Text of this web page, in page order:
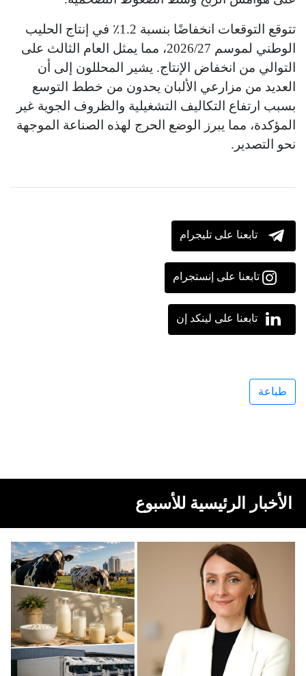
تتوقع التوقعات انخفاضًا بنسبة 1.2٪ في إنتاج الحليب
الوطني لموسم 2026/27، مما يمثل العام الثالث على
التوالي من انخفاض الإنتاج. يشير المحللون إلى أن
العديد من مزارعي الألبان يحدون من خطط التوسع
بسبب ارتفاع التكاليف التشغيلية والظروف الجوية غير
المؤكدة، مما يبرز الوضع الحرج لهذه الصناعة الموجهة
نحو التصدير.
تابعنا على تليجرام
تابعنا على إنستجرام
تابعنا على لينكد إن
طباعة
الأخبار الرئيسية للأسبوع